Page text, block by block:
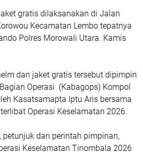
gratis dilaksanakan di Jalan
Kecamatan Lembo tepatnya
Polres Morowali Utara. Kamis
dan jaket gratis tersebut dipimpin
Operasi (Kabagops) Kompol
Kasatsamapta Iptu Aris bersama
Operasi Keselamatan 2026.
petunjuk dan perintah pimpinan,
Keselamatan Tinombala 2026